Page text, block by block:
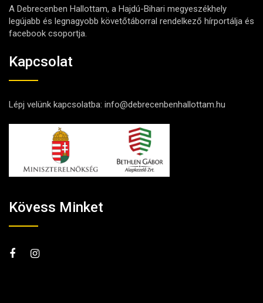
A Debrecenben Hallottam, a Hajdú-Bihari megyeszékhely
legújabb és legnagyobb követőtáborral rendelkező hírportálja és
facebook csoportja.
Kapcsolat
Lépj velünk kapcsolatba: info@debrecenbenhallottam.hu
Kövess Minket